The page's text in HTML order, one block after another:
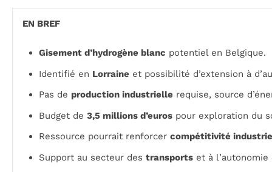
EN BREF
Gisement d’hydrogène blanc potentiel en Belgique.
Identifié en Lorraine et possibilité d’extension à
Pas de production industrielle requise, source
Budget de 3,5 millions d’euros pour exploration du
Ressource pourrait renforcer compétitivité
Support au secteur des transports et à